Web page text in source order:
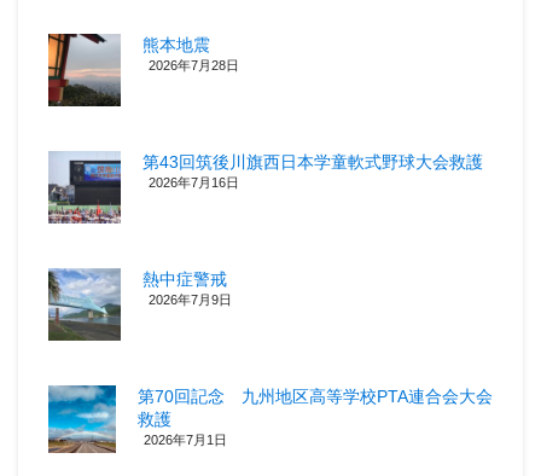
熊本地震
2026年7月28日
第43回筑後川旗西日本学童軟式野球大会救護
2026年7月16日
熱中症警戒
2026年7月9日
第70回記念 九州地区高等学校PTA連合会大会
救護
2026年7月1日